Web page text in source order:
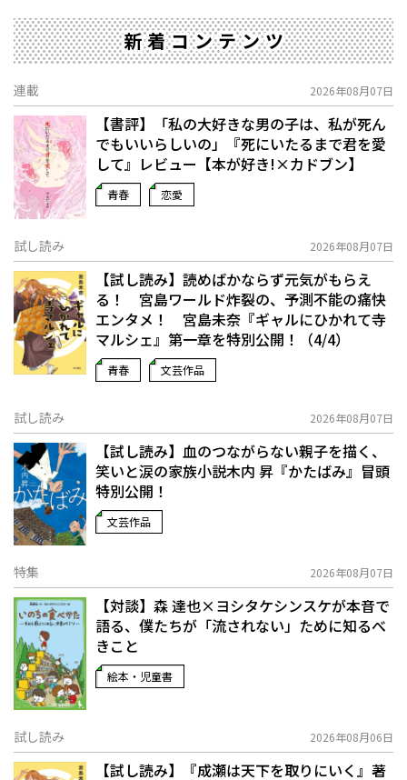
新着コンテンツ
連載 2026年08月07日
【書評】「私の大好きな男の子は、私が死ん
でもいいらしいの」――『死にいたるまで君を愛
して』レビュー【本が好き!×カドブン】
青春 恋愛
試し読み 2026年08月07日
【試し読み】読めばかならず元気がもらえ
る！ 宮島ワールド炸裂の、予測不能の痛快
エンタメ！ 宮島未奈『ギャルにひかれて寺
マルシェ』第一章を特別公開！（4/4）
青春 文芸作品
試し読み 2026年08月07日
【試し読み】血のつながらない親子を描く、
笑いと涙の家族小説――木内 昇『かたばみ』冒頭
特別公開！
文芸作品
特集 2026年08月07日
【対談】森 達也×ヨシタケシンスケが本音で
語る、僕たちが「流されない」ために知るべ
きこと
絵本・児童書
試し読み 2026年08月06日
【試し読み】『成瀬は天下を取りにいく』著